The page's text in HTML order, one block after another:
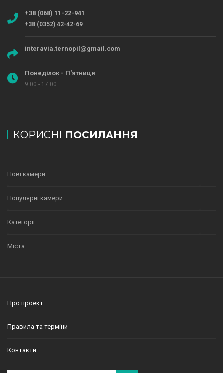
+38 (068) 11-22-941
+38 (0352) 42-42-69
interavia.ternopil@gmail.com
Понеділок - П'ятниця
9:00 - 17:00
КОРИСНІ ПОСИЛАННЯ
Нові камери
Популярні камери
Категорії
Міста
Про проект
Правила та терміни
Контакти